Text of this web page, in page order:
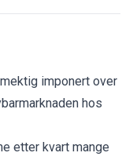
imponert over
hos
etter kvart mange